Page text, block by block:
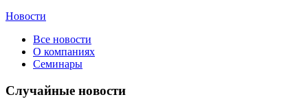
Новости
Все новости
О компаниях
Семинары
Случайные новости